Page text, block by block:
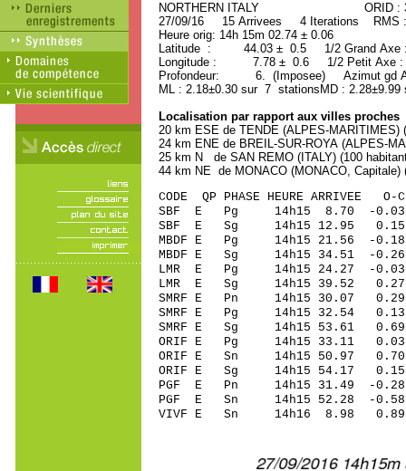
NORTHERN ITALY ORID :
27/09/16 15 Arrivees 4 Iterations RMS
Heure orig: 14h 15m 02.74 ± 0.06
Latitude : 44.03 ± 0.5 1/2 Grand
Longitude : 7.78 ± 0.6 1/2 Petit Axe
Profondeur: 6. (Imposee) Azimut gd
ML : 2.18±0.30 sur 7 stationsMD :
Localisation par rapport aux villes proches
20 km ESE de TENDE (ALPES-MARITIMES)
24 km ENE de BREIL-SUR-ROYA (ALPES-
25 km N de SAN REMO (ITALY) (100
44 km NE de MONACO (MONACO, Capitale)
CODE QP PHASE HEURE
SBF E Pg 14h15 8.70 -0.03
SBF E Sg 14h15 12.95
MBDF E Pg 14h15 21.56 -0.18
MBDF E Sg 14h15 34.51 -
LMR E Pg 14h15 24.27 -0.03
LMR E Sg 14h15 39.52
SMRF E Pn 14h15 30.07 0.29
SMRF E Pg 14h15 32.54 0.13
SMRF E Sg 14h15 53.61
ORIF E Pg 14h15 33.11 0.03
ORIF E Sn 14h15 50.97
ORIF E Sg 14h15 54.17
PGF E Pn 14h15 31.49 -0.28
PGF E Sn 14h15 52.28 -
VIVF E Sn 14h16 8.98